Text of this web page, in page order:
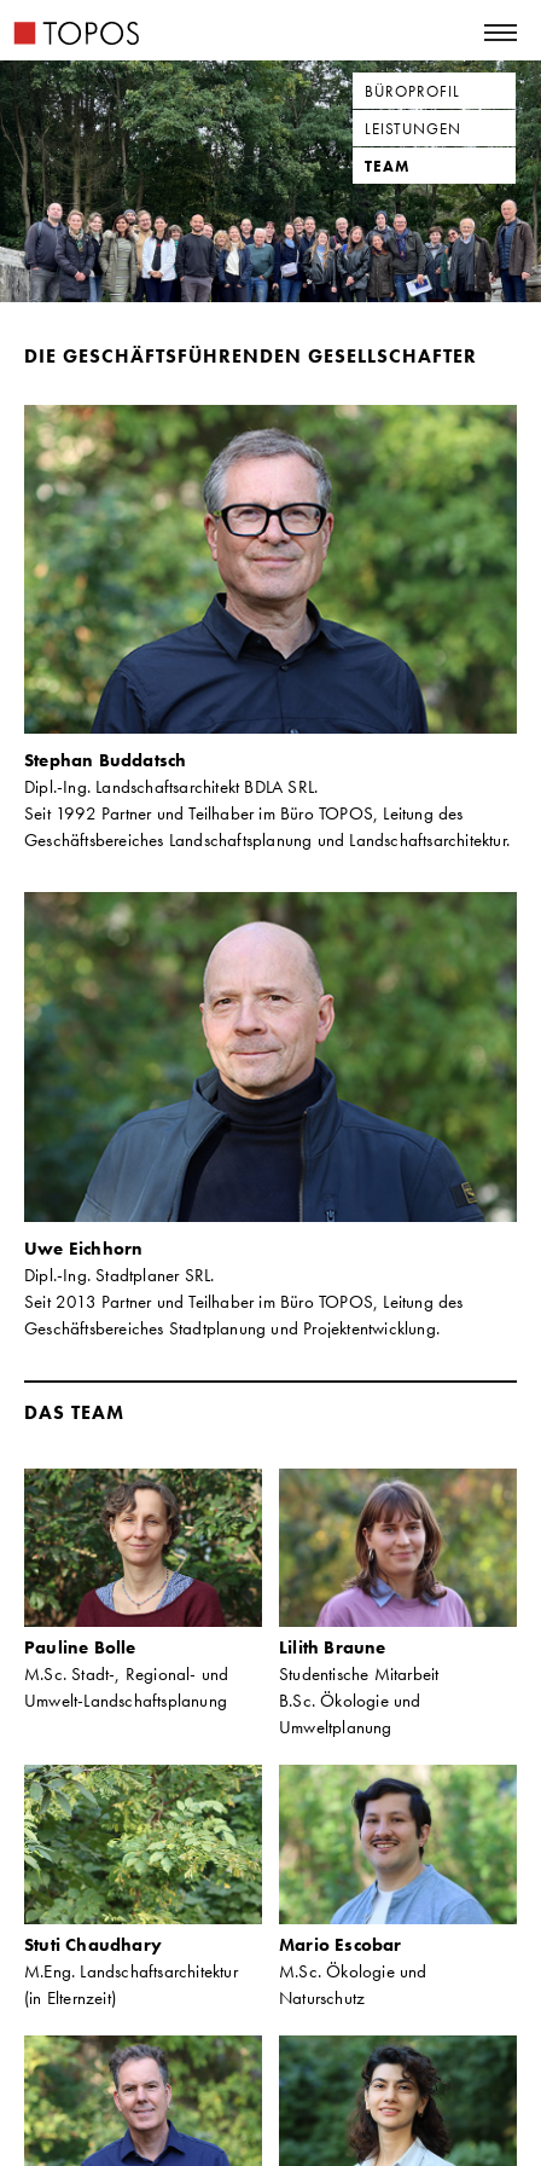
BÜROPROFIL
LEISTUNGEN
TEAM
DIE GESCHÄFTSFÜHRENDEN GESELLSCHAFTER
Stephan Buddatsch
Dipl.-Ing. Landschaftsarchitekt BDLA SRL.
Seit 1992 Partner und Teilhaber im Büro TOPOS, Leitung des
Geschäftsbereiches Landschaftsplanung und Landschaftsarchitektur.
Uwe Eichhorn
Dipl.-Ing. Stadtplaner SRL.
Seit 2013 Partner und Teilhaber im Büro TOPOS, Leitung des
Geschäftsbereiches Stadtplanung und Projektentwicklung.
DAS TEAM
Pauline Bolle
M.Sc. Stadt-, Regional- und
Umwelt-Landschaftsplanung
Lilith Braune
Studentische Mitarbeit
B.Sc. Ökologie und
Umweltplanung
Stuti Chaudhary
M.Eng. Landschaftsarchitektur
(in Elternzeit)
Mario Escobar
M.Sc. Ökologie und
Naturschutz